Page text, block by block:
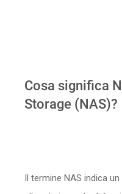
Cosa significa
Storage (NAS)?
Il termine NAS indica